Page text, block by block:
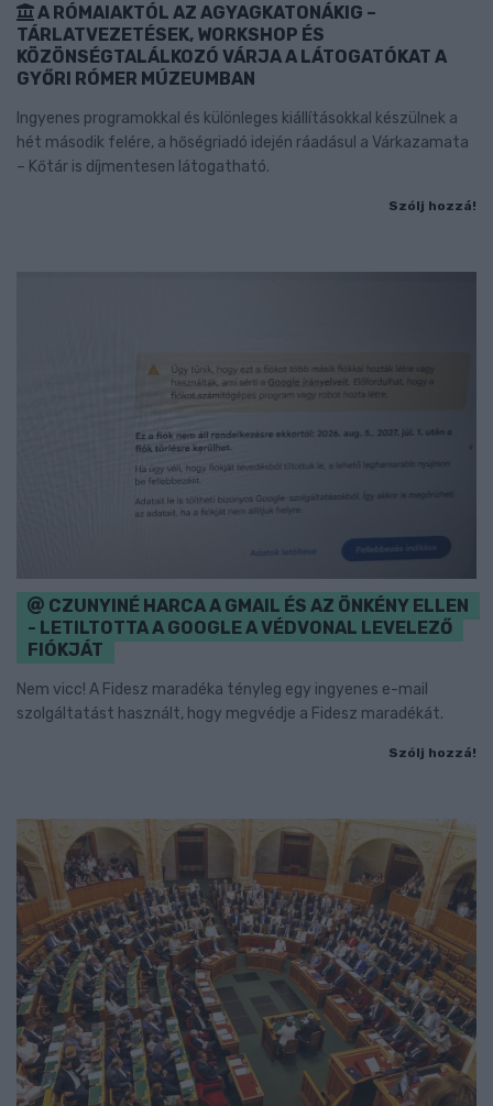
A RÓMAIAKTÓL AZ AGYAGKATONÁKIG –
TÁRLATVEZETÉSEK, WORKSHOP ÉS
KÖZÖNSÉGTALÁLKOZÓ VÁRJA A LÁTOGATÓKAT A
GYŐRI RÓMER MÚZEUMBAN
Ingyenes programokkal és különleges kiállításokkal készülnek a
hét második felére, a hőségriadó idején ráadásul a Várkazamata
– Kőtár is díjmentesen látogatható.
Szólj hozzá!
CZUNYINÉ HARCA A GMAIL ÉS AZ ÖNKÉNY ELLEN
- LETILTOTTA A GOOGLE A VÉDVONAL LEVELEZŐ
FIÓKJÁT
Nem vicc! A Fidesz maradéka tényleg egy ingyenes e-mail
szolgáltatást használt, hogy megvédje a Fidesz maradékát.
Szólj hozzá!